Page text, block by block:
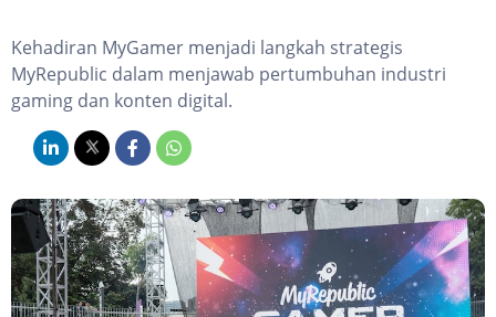
Kehadiran MyGamer menjadi langkah strategis
MyRepublic dalam menjawab pertumbuhan industri
gaming dan konten digital.